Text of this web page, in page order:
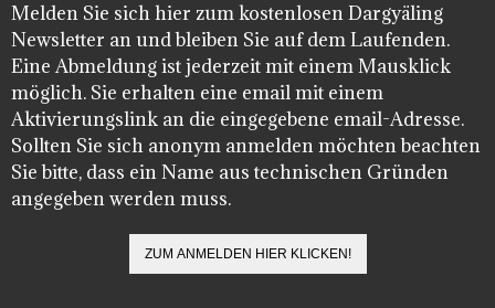
Melden Sie sich hier zum kostenlosen Dargyäling
Newsletter an und bleiben Sie auf dem Laufenden.
Eine Abmeldung ist jederzeit mit einem Mausklick
möglich. Sie erhalten eine email mit einem
Aktivierungslink an die eingegebene email-Adresse.
Sollten Sie sich anonym anmelden möchten beachten
Sie bitte, dass ein Name aus technischen Gründen
angegeben werden muss.